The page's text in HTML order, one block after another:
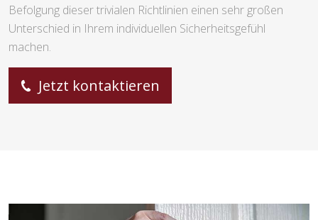
Befolgung dieser trivialen Richtlinien einen sehr großen
Unterschied in Ihrem individuellen Sicherheitsgefühl
machen.
Jetzt kontaktieren